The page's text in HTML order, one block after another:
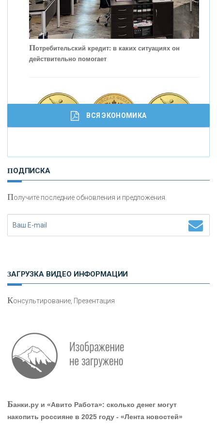
Скорость - один из главных трендов в
кредитовании бизнеса - «Интервью»
Работа мечты. Что банки делают для того, чтобы
привлечь и удержать персонал - «Интервью»
Потребительский кредит: в каких ситуациях он
действительно помогает
И
сохранения и увеличения капитала
ВСЯ ЭКОНОМИКА
ПОДПИСКА
Получите последние обновления и предложения.
ЗАГРУЗКА ВИДЕО ИНФОРМАЦИИ
Консультирование, Презентация
Банки.ру и «Авито Работа»: сколько денег могут
накопить россияне в 2025 году - «Лента новостей»